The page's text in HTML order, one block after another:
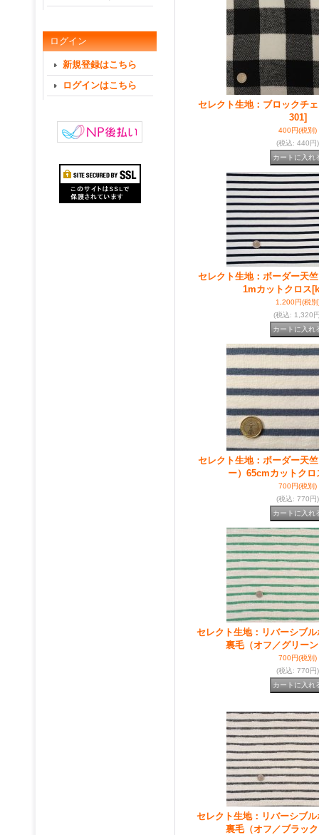
ログイン
新規登録はこちら
ログインはこちら
セレクト生地：ブロックチ
301]
400円(税別)
(税込: 440円)
セレクト生地：ボーダー天
1mカットクロス
1,200円(税別
(税込: 1,320
セレクト生地：ボーダー天
ー）65cmカットクロ
700円(税別)
(税込: 770円)
セレクト生地：リバーシブ
裏毛（オフ／グリー
700円(税別)
(税込: 770円)
セレクト生地：リバーシブ
裏毛（オフ／ブラッ